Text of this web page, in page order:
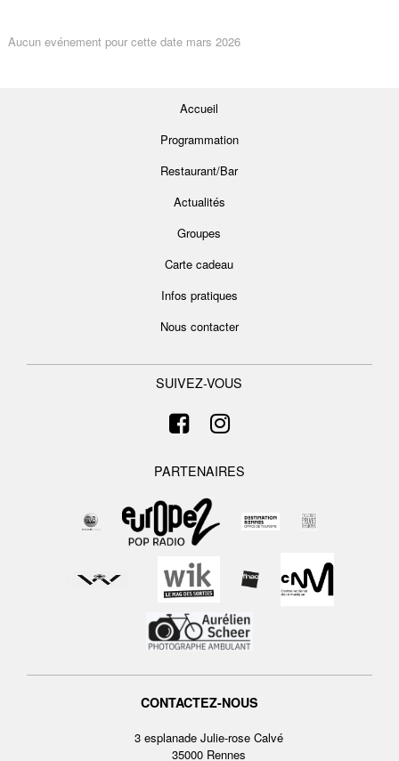
Aucun evénement pour cette date mars 2026
Accueil
Programmation
Restaurant/Bar
Actualités
Groupes
Carte cadeau
Infos pratiques
Nous contacter
SUIVEZ-VOUS
PARTENAIRES
CONTACTEZ-NOUS
3 esplanade Julie-rose Calvé
35000 Rennes